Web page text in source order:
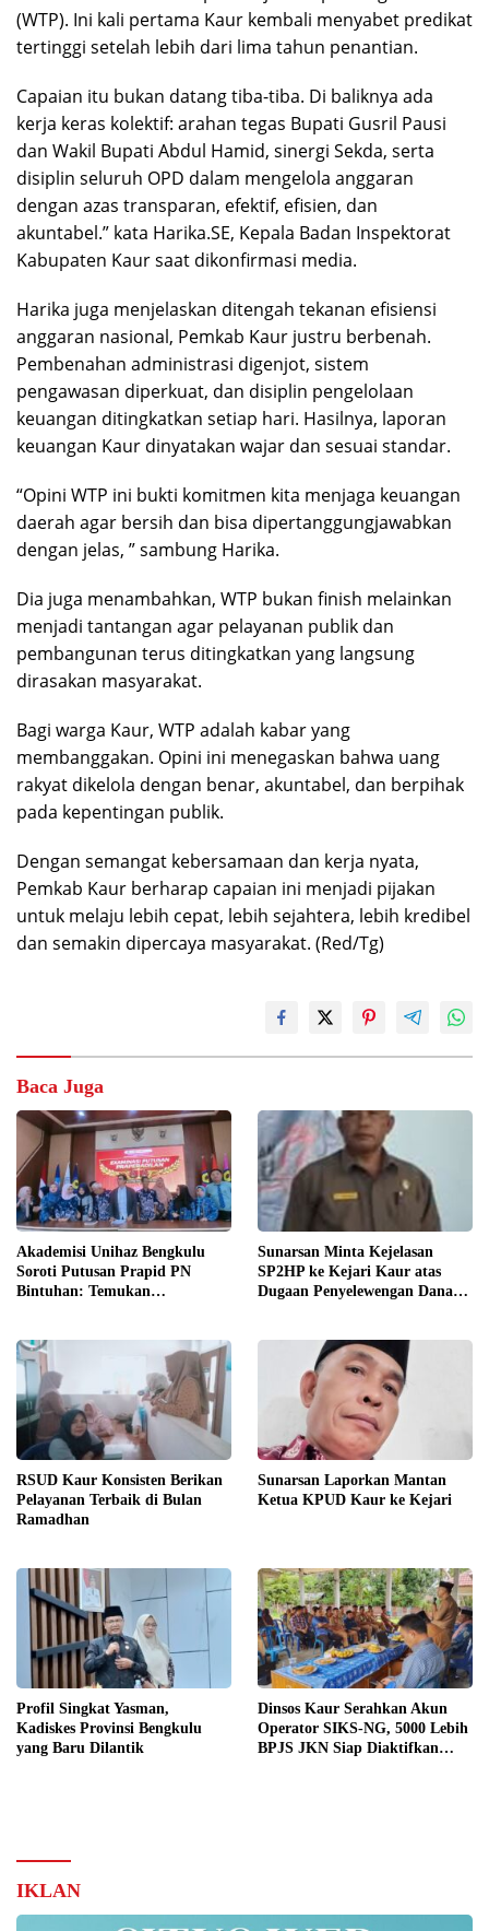
(WTP). Ini kali pertama Kaur kembali menyabet predikat
tertinggi setelah lebih dari lima tahun penantian.
Capaian itu bukan datang tiba-tiba. Di baliknya ada
kerja keras kolektif: arahan tegas Bupati Gusril Pausi
dan Wakil Bupati Abdul Hamid, sinergi Sekda, serta
disiplin seluruh OPD dalam mengelola anggaran
dengan azas transparan, efektif, efisien, dan
akuntabel.” kata Harika.SE, Kepala Badan Inspektorat
Kabupaten Kaur saat dikonfirmasi media.
Harika juga menjelaskan ditengah tekanan efisiensi
anggaran nasional, Pemkab Kaur justru berbenah.
Pembenahan administrasi digenjot, sistem
pengawasan diperkuat, dan disiplin pengelolaan
keuangan ditingkatkan setiap hari. Hasilnya, laporan
keuangan Kaur dinyatakan wajar dan sesuai standar.
“Opini WTP ini bukti komitmen kita menjaga keuangan
daerah agar bersih dan bisa dipertanggungjawabkan
dengan jelas, ” sambung Harika.
Dia juga menambahkan, WTP bukan finish melainkan
menjadi tantangan agar pelayanan publik dan
pembangunan terus ditingkatkan yang langsung
dirasakan masyarakat.
Bagi warga Kaur, WTP adalah kabar yang
membanggakan. Opini ini menegaskan bahwa uang
rakyat dikelola dengan benar, akuntabel, dan berpihak
pada kepentingan publik.
Dengan semangat kebersamaan dan kerja nyata,
Pemkab Kaur berharap capaian ini menjadi pijakan
untuk melaju lebih cepat, lebih sejahtera, lebih kredibel
dan semakin dipercaya masyarakat. (Red/Tg)
Baca Juga
Akademisi Unihaz Bengkulu
Soroti Putusan Prapid PN
Bintuhan: Temukan
Sunarsan Minta Kejelasan
SP2HP ke Kejari Kaur atas
Dugaan Penyelewengan Dana
RSUD Kaur Konsisten Berikan
Pelayanan Terbaik di Bulan
Ramadhan
Sunarsan Laporkan Mantan
Ketua KPUD Kaur ke Kejari
Profil Singkat Yasman,
Kadiskes Provinsi Bengkulu
yang Baru Dilantik
Dinsos Kaur Serahkan Akun
Operator SIKS-NG, 5000 Lebih
BPJS JKN Siap Diaktifkan
IKLAN